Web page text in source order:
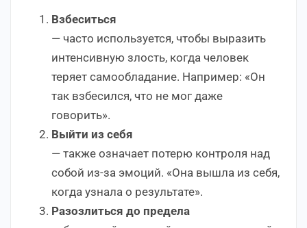
Взбеситься
— часто используется, чтобы выразить
интенсивную злость, когда человек
теряет самообладание. Например: «Он
так взбесился, что не мог даже
говорить».
Выйти из себя
— также означает потерю контроля над
собой из-за эмоций. «Она вышла из себя,
когда узнала о результате».
Разозлиться до предела